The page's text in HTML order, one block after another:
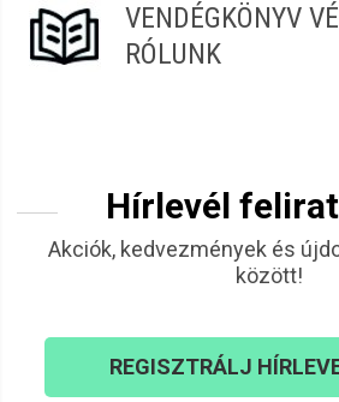
VENDÉGKÖNYV
RÓLUNK
Hírlevél
Akciók, kedvezmények és
között!
REGISZTRÁLJ